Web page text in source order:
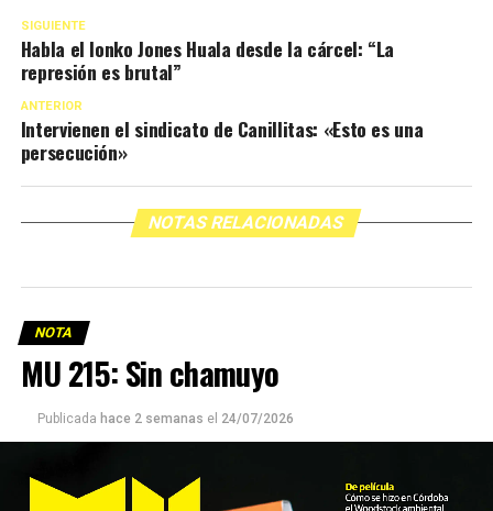
SIGUIENTE
Habla el lonko Jones Huala desde la cárcel: “La
represión es brutal”
ANTERIOR
Intervienen el sindicato de Canillitas: «Esto es una
persecución»
NOTAS RELACIONADAS
NOTA
MU 215: Sin chamuyo
Publicada hace 2 semanas el 24/07/2026